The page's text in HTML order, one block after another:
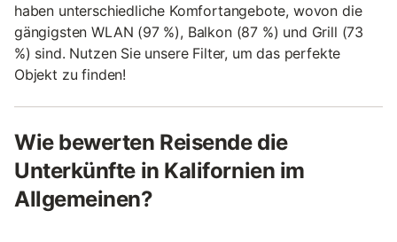
haben unterschiedliche Komfortangebote, wovon die
gängigsten WLAN (97 %), Balkon (87 %) und Grill (73
%) sind. Nutzen Sie unsere Filter, um das perfekte
Objekt zu finden!
Wie bewerten Reisende die
Unterkünfte in Kalifornien im
Allgemeinen?